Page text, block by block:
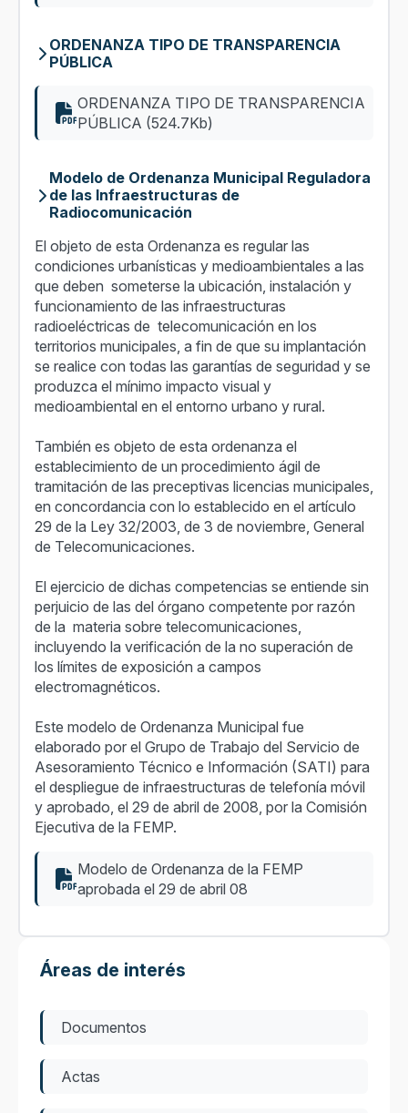
ORDENANZA TIPO DE TRANSPARENCIA
PÚBLICA
ORDENANZA TIPO DE TRANSPARENCIA
PÚBLICA (524.7Kb)
Modelo de Ordenanza Municipal Reguladora
de las Infraestructuras de
Radiocomunicación
El objeto de esta Ordenanza es regular las
condiciones urbanísticas y medioambientales a las
que deben someterse la ubicación, instalación y
funcionamiento de las infraestructuras
radioeléctricas de telecomunicación en los
territorios municipales, a fin de que su implantación
se realice con todas las garantías de seguridad y se
produzca el mínimo impacto visual y
medioambiental en el entorno urbano y rural.
También es objeto de esta ordenanza el
establecimiento de un procedimiento ágil de
tramitación de las preceptivas licencias municipales,
en concordancia con lo establecido en el artículo
29 de la Ley 32/2003, de 3 de noviembre, General
de Telecomunicaciones.
El ejercicio de dichas competencias se entiende sin
perjuicio de las del órgano competente por razón
de la materia sobre telecomunicaciones,
incluyendo la verificación de la no superación de
los límites de exposición a campos
electromagnéticos.
Este modelo de Ordenanza Municipal fue
elaborado por el Grupo de Trabajo del Servicio de
Asesoramiento Técnico e Información (SATI) para
el despliegue de infraestructuras de telefonía móvil
y aprobado, el 29 de abril de 2008, por la Comisión
Ejecutiva de la FEMP.
Modelo de Ordenanza de la FEMP
aprobada el 29 de abril 08
Áreas de interés
Documentos
Actas